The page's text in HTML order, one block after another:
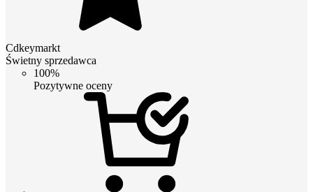
Cdkeymarkt
Świetny sprzedawca
100%
Pozytywne oceny